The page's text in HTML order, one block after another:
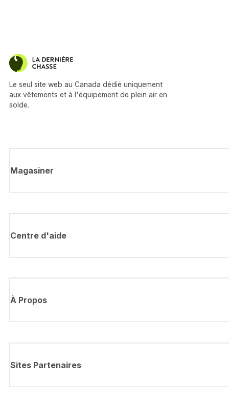
Le seul site web au Canada dédié uniquement
aux vêtements et à l'équipement de plein air en
solde.
Magasiner
Centre d'aide
À Propos
Sites Partenaires